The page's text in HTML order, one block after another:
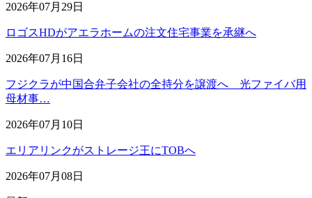
2026年07月29日
ロゴスHDがアエラホームの注文住宅事業を承継へ
2026年07月16日
フジクラが中国合弁子会社の全持分を譲渡へ 光ファイバ用
母材事…
2026年07月10日
エリアリンクがストレージ王にTOBへ
2026年07月08日